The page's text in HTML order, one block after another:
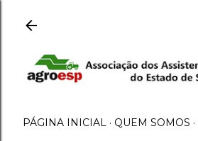
PÁGINA INICIAL QUEM SOMOS